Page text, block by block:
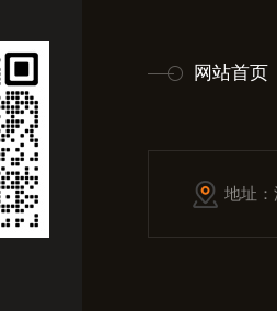
网站首页
地址